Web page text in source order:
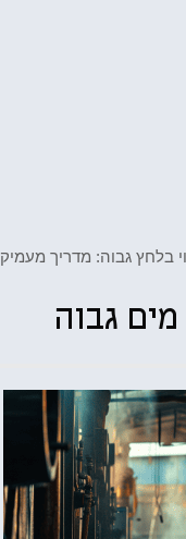
בלחץ גבוה: מדריך מעמיק
מים גבוה